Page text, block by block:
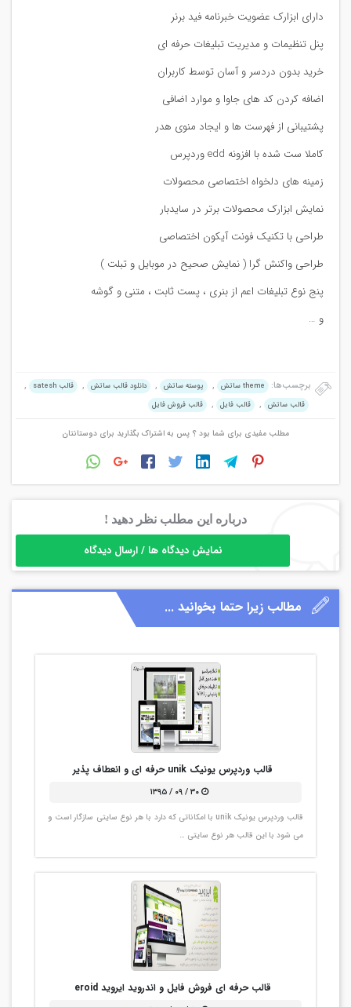
دارای ابزارک عضویت خبرنامه فید برنر
پنل تنظیمات و مدیریت تبلیغات حرفه ای
خرید بدون دردسر و آسان توسط کاربران
اضافه کردن کد های جاوا و موارد اضافی
پشتیبانی از فهرست ها و ایجاد منوی هدر
کاملا ست شده با افزونه edd وردپرس
زمینه های دلخواه اختصاصی محصولات
نمایش ابزارک محصولات برتر در سایدبار
طراحی با تکنیک فونت آیکون اختصاصی
طراحی واکنش گرا ( نمایش صحیح در موبایل و تبلت )
پنج نوع تبلیغات اعم از بنری ، پست ثابت ، متنی و گوشه
و …
برچسب‌ها: theme ساتش , پوسته ساتش , دانلود قالب ساتش , قالب satesh ,
قالب ساتش , قالب فایل , قالب فروش فایل
مطلب مفیدی برای شما بود ؟ پس به اشتراک بگذارید برای دوستانتان
درباره این مطلب نظر دهید !
نمایش دیدگاه ها / ارسال دیدگاه
مطالب زیرا حتما بخوانید ...
قالب وردپرس یونیک unik حرفه ای و انعطاف پذیر
۳۰ / ۰۹ / ۱۳۹۵
قالب وردپرس یونیک unik با امکاناتی که دارد با هر نوع سایتی سازگار است و
می شود با این قالب هر نوع سایتی …
قالب حرفه ای فروش فایل و اندروید ایروید eroid